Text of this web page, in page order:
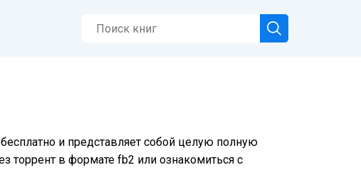
и представляет собой целую полную
торрент в формате fb2 или ознакомиться с